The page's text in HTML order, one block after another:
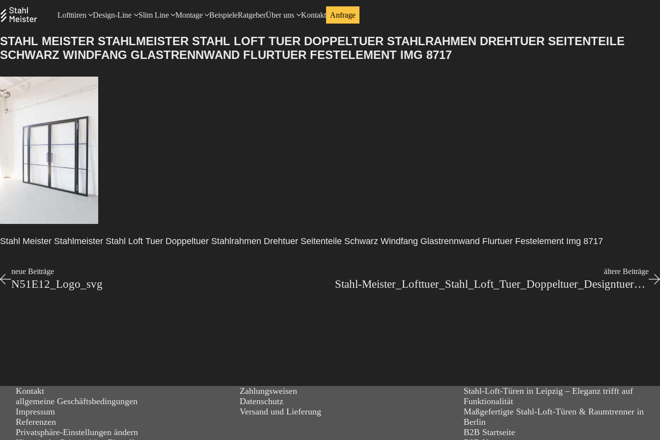
Lofttüren Design-Line Slim Line Montage BeispieleRatgeberÜber uns Kontakt Anfrage
STAHL MEISTER STAHLMEISTER STAHL LOFT TUER DOPPELTUER STAHLRAHMEN DREHTUER SEITENTEILE
SCHWARZ WINDFANG GLASTRENNWAND FLURTUER FESTELEMENT IMG 8717
Stahl Meister Stahlmeister Stahl Loft Tuer Doppeltuer Stahlrahmen Drehtuer Seitenteile Schwarz Windfang Glastrennwand Flurtuer Festelement Img 8717
Stahl-Meister_Lofttuer_Stahl_Loft_Tuer_Doppeltuer_Designtuer_Windfang_Wohnzimmer-slim-line_IMG_2451
ältere Beiträge
N51E12_Logo_svg
neue Beiträge
Kontakt
allgemeine Geschäftsbedingungen
Impressum
Referenzen
Privatsphäre-Einstellungen ändern
Zahlungsweisen
Datenschutz
Versand und Lieferung
Stahl-Loft-Türen in Leipzig – Eleganz trifft auf
Funktionalität
Maßgefertigte Stahl-Loft-Türen & Raumtrenner in
Berlin
B2B Startseite